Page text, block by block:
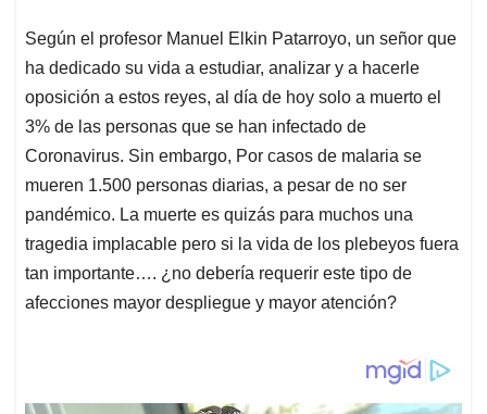
Según el profesor Manuel Elkin Patarroyo, un señor que
ha dedicado su vida a estudiar, analizar y a hacerle
oposición a estos reyes, al día de hoy solo a muerto el
3% de las personas que se han infectado de
Coronavirus. Sin embargo, Por casos de malaria se
mueren 1.500 personas diarias, a pesar de no ser
pandémico. La muerte es quizás para muchos una
tragedia implacable pero si la vida de los plebeyos fuera
tan importante…. ¿no debería requerir este tipo de
afecciones mayor despliegue y mayor atención?